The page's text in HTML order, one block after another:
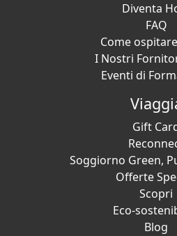
Diventa
FAQ
Come
I Nostri
Eventi di
Gift
Soggiorno Green,
Offerte
Scopri
Eco-
Blog